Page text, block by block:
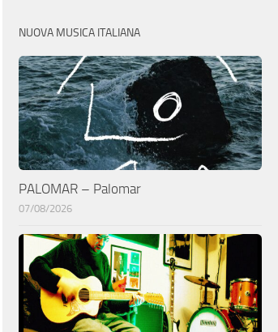
NUOVA MUSICA ITALIANA
PALOMAR – Palomar
07/08/2026